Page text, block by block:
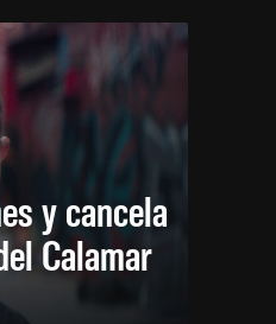
y cancela
Calamar